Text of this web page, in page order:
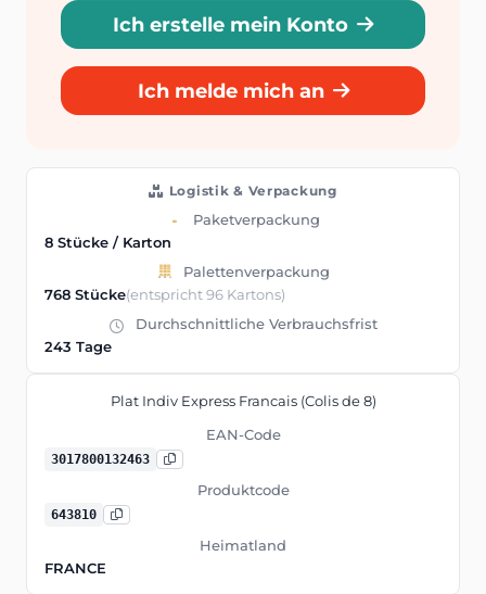
Ich erstelle mein Konto
Ich melde mich an
Logistik & Verpackung
Paketverpackung
8 Stücke / Karton
Palettenverpackung
768 Stücke(entspricht 96 Kartons)
Durchschnittliche Verbrauchsfrist
243 Tage
Plat Indiv Express Francais (Colis de 8)
EAN-Code
3017800132463
Produktcode
643810
Heimatland
FRANCE